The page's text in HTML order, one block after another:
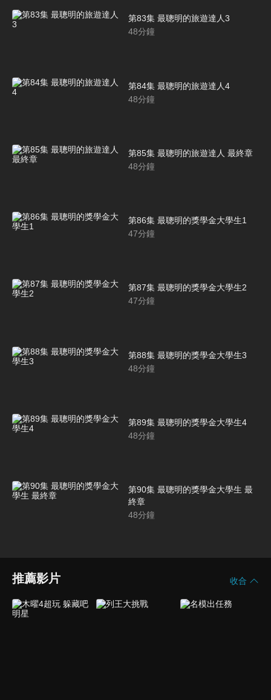
第83集 最聰明的旅遊達人3
48分鐘
第84集 最聰明的旅遊達人4
48分鐘
第85集 最聰明的旅遊達人 最終章
48分鐘
第86集 最聰明的獎學金大學生1
47分鐘
第87集 最聰明的獎學金大學生2
47分鐘
第88集 最聰明的獎學金大學生3
48分鐘
第89集 最聰明的獎學金大學生4
48分鐘
第90集 最聰明的獎學金大學生 最
終章
48分鐘
推薦影片 收合